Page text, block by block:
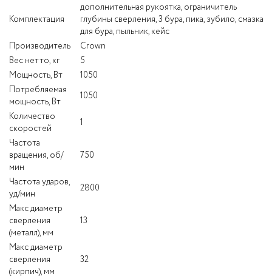
Комплектация
дополнительная рукоятка, ограничитель
глубины сверления, 3 бура, пика, зубило, смазка
для бура, пыльник, кейс
Производитель
Crown
Вес нетто, кг
5
Мощность, Вт
1050
Потребляемая
мощность, Вт
1050
Количество
скоростей
1
Частота
вращения, об/
мин
750
Частота ударов,
уд/мин
2800
Макс диаметр
сверления
(металл), мм
13
Макс диаметр
сверления
(кирпич), мм
32